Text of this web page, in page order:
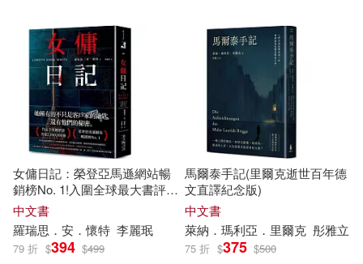
megu momonagi(7)
かづき(7)
七介(7) 世一文化編輯群(7)
中共中央馬克思恩格斯列寧斯大林
著作編譯局編譯(7)
仁井屋シロ(7) 伍美珍(7)
江蘇美術出版社(29)
湖南美術出版社(29)
臺灣商務(29) ツインクル(28)
上海古籍出版社(28)
上海外語教育出版社(28)
女傭日記：榮登亞馬遜網站暢
銷榜No. 1!入圍全球最大書評網
站Goodreads讀者票選年度最
佳推理驚悚小說，逾三萬七千
則★★★★★書評狂推!
中文書
羅瑞思．安．懷特 李麗珉
79 折 $394 $499
馬爾泰手記(里爾克逝世百年德
文直譯紀念版)
中文書
萊納．瑪利亞．里爾克 彤雅立
75 折 $375 $500